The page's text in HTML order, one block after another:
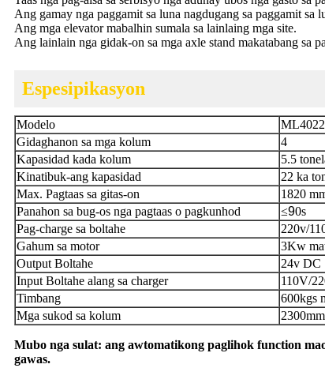
Ang gamay nga paggamit sa luna nagdugang sa paggamit sa
Ang mga elevator mabalhin sumala sa lainlaing mga site.
Ang lainlain nga gidak-on sa mga axle stand makatabang sa
Espesipikasyon
Modelo
Gidaghanon sa mga kolum
4
Kapasidad kada kolum
5.5
Kinatibuk-ang kapasidad
22 ka
Max. Pagtaas sa gitas-on
1820
Panahon sa bug-os nga pagtaas o pagkunhod
≤90s
Pag-charge sa boltahe
220v/
Gahum sa motor
3Kw
Output Boltahe
24v DC
Input Boltahe alang sa charger
110V/
Timbang
600kgs
Mga sukod sa kolum
Mubo nga sulat: ang awtomatikong paglihok function
gawas.